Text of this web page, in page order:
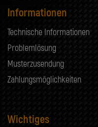
Informationen
Technische Informationen
Problemlösung
Musterzusendung
Zahlungsmöglichkeiten
Wichtiges